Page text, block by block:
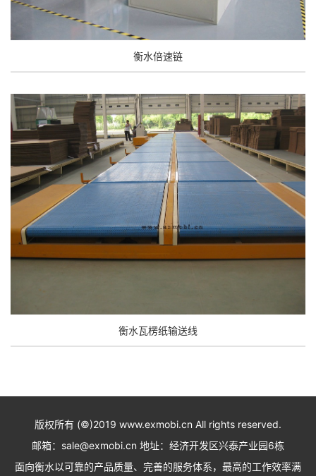
衡水倍速链
衡水瓦楞纸输送线
版权所有 (©)2019 www.exmobi.cn All rights reserved.
邮箱：sale@exmobi.cn 地址：经济开发区兴泰产业园6栋
面向衡水以可靠的产品质量、完善的服务体系，最高的工作效率满